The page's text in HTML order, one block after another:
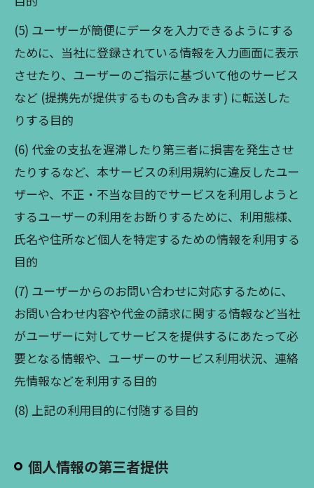
(5) ユーザーが簡便にデータを入力できるようにする
ために、当社に登録されている情報を入力画面に表示
させたり、ユーザーのご指示に基づいて他のサービス
など (提携先が提供するものも含みます) に転送した
りする目的
(6) 代金の支払を遅滞したり第三者に損害を発生させ
たりするなど、本サービスの利用規約に違反したユー
ザーや、不正・不当な目的でサービスを利用しようと
するユーザーの利用をお断りするために、利用態様、
氏名や住所など個人を特定するための情報を利用する
目的
(7) ユーザーからのお問い合わせに対応するために、
お問い合わせ内容や代金の請求に関する情報など当社
がユーザーに対してサービスを提供するにあたって必
要となる情報や、ユーザーのサービス利用状況、連絡
先情報などを利用する目的
(8) 上記の利用目的に付随する目的
個人情報の第三者提供